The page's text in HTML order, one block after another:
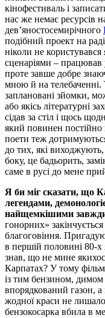
кінофестиваль і
нас же немає ресурсів
дев’яностосемирічного
подібний проект на
ніколи не
сценаріями – працював
проте завше добре
мною й на
заплановані зйомки,
або якісь літературні
сідав за стіл і щось
який повинен постійно
поети теж
до тих, які
боку, це бадьорить,
саме в русі до мене
Я би міг сказати, що
легендами,
найщемкішими завжди
гонорних»
благоговіння.
в першій половині 80-
знав, що не мине
Карпатах? У тому
із тим бензином,
впорядкований газон,
жодної краси не
бензокосарка вбила в